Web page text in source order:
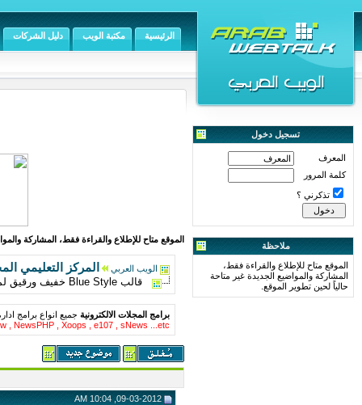
الرئيسية مكتبة الويب دليل الشركات
تسجيل دخول
المعرف
كلمة المرور
تذكرني ؟
ملاحظة
الموقع متاح للإطلاع والقراءة فقط،
المشاركة والمواضيع الجديدة غير متاحة
حالياً لحين تطوير الموقع.
الموقع متاح للإطلاع والقراءة فقط، المشاركة
الويب العربي المركز التعليمي
قالب Blue Style خفيف ورقيق لمجلة جملة النسخة 1,5
برامج المجلات الالكترونية جميع انواع برامج
, NewsPHP , Xoops , e107 , sNews ...etc